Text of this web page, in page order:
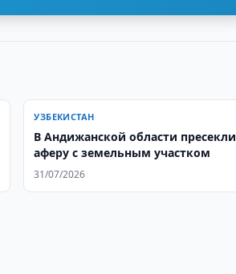
УЗБЕКИСТАН
В Андижанской области пресекли
аферу с земельным участком
31/07/2026